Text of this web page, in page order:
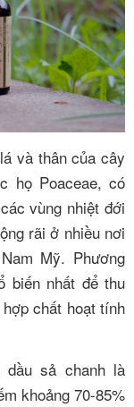
và thân của cây
họ Poaceae, có
vùng nhiệt đới
rãi ở nhiều nơi
Mỹ. Phương
biến nhất để thu
chất hoạt tính
dầu sả chanh là
khoảng 70-85%